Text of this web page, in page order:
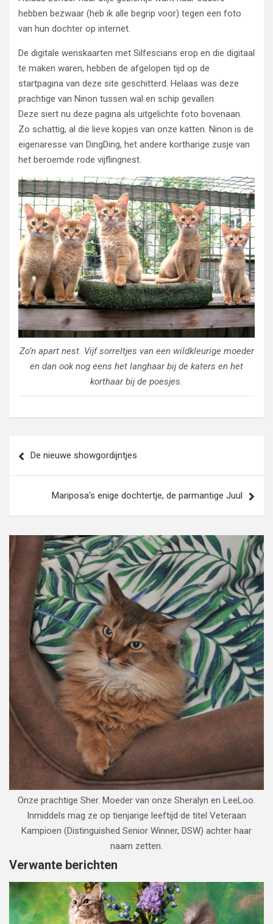
hebben bezwaar (heb ik alle begrip voor) tegen een foto
van hun dochter op internet.
De digitale wenskaarten met Silfescians erop en die digitaal
te maken waren, hebben de afgelopen tijd op de
startpagina van deze site geschitterd. Helaas was deze
prachtige van Ninon tussen wal en schip gevallen.
Deze siert nu deze pagina als uitgelichte foto bovenaan.
Zo schattig, al die lieve kopjes van onze katten. Ninon is de
eigenaresse van DingDing, het andere kortharige zusje van
het beroemde rode vijflingnest.
Zo’n apart nest. Vijf sorreltjes van een wildkleurige moeder
en dan ook nog eens het langhaar bij de katers en het
korthaar bij de poesjes.
navigatie
De nieuwe showgordijntjes
Mariposa’s enige dochtertje, de parmantige Juul
Onze prachtige Sher. Moeder van onze Sheralyn en LeeLoo.
Inmiddels mag ze op tienjarige leeftijd de titel Veteraan
Kampioen (Distinguished Senior Winner, DSW) achter haar
naam zetten.
Verwante berichten